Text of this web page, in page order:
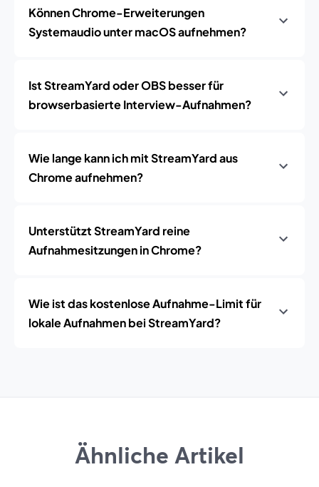
Können Chrome-Erweiterungen
Systemaudio unter macOS aufnehmen?
Ist StreamYard oder OBS besser für
browserbasierte Interview-Aufnahmen?
Wie lange kann ich mit StreamYard aus
Chrome aufnehmen?
Unterstützt StreamYard reine
Aufnahmesitzungen in Chrome?
Wie ist das kostenlose Aufnahme-Limit für
lokale Aufnahmen bei StreamYard?
Ähnliche Artikel